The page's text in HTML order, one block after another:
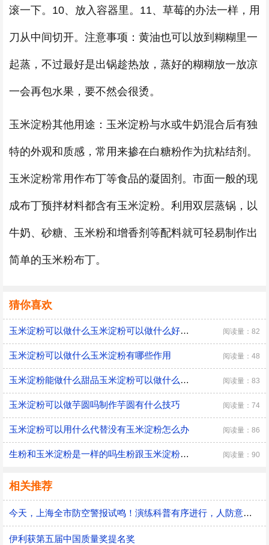
滚一下。10、放入容器里。11、草莓的办法一样，用
刀从中间切开。注意事项：黄油也可以放到糊糊里一
起蒸，不过最好是出锅趁热放，蒸好的糊糊放一放凉
一会再包水果，要不然会很烫。
玉米淀粉其他用途：玉米淀粉与水或牛奶混合后有独
特的外观和质感，常用来掺在白糖粉作为抗粘结剂。
玉米淀粉常用作布丁等食品的凝固剂。市面一般的现
成布丁预拌材料都含有玉米淀粉。利用双层蒸锅，以
牛奶、砂糖、玉米粉和增香剂等配料就可轻易制作出
简单的玉米粉布丁。
猜你喜欢
玉米淀粉可以做什么玉米淀粉可以做什么好吃的美食 阅读量：82
玉米淀粉可以做什么玉米淀粉有哪些作用 阅读量：48
玉米淀粉能做什么甜品玉米淀粉可以做什么甜品 阅读量：83
玉米淀粉可以做芋圆吗制作芋圆有什么技巧 阅读量：74
玉米淀粉可以用什么代替没有玉米淀粉怎么办 阅读量：86
生粉和玉米淀粉是一样的吗生粉跟玉米淀粉有什么区别 阅读量：90
相关推荐
今天，上海全市防空警报试鸣！演练科普有序进行，人防意识“声入人心”
伊利获第五届中国质量奖提名奖